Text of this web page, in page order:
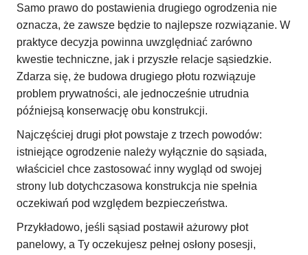
Samo prawo do postawienia drugiego ogrodzenia nie
oznacza, że zawsze będzie to najlepsze rozwiązanie. W
praktyce decyzja powinna uwzględniać zarówno
kwestie techniczne, jak i przyszłe relacje sąsiedzkie.
Zdarza się, że budowa drugiego płotu rozwiązuje
problem prywatności, ale jednocześnie utrudnia
późniejsą konserwację obu konstrukcji.
Najczęściej drugi płot powstaje z trzech powodów:
istniejące ogrodzenie należy wyłącznie do sąsiada,
właściciel chce zastosować inny wygląd od swojej
strony lub dotychczasowa konstrukcja nie spełnia
oczekiwań pod względem bezpieczeństwa.
Przykładowo, jeśli sąsiad postawił ażurowy płot
panelowy, a Ty oczekujesz pełnej osłony posesji,